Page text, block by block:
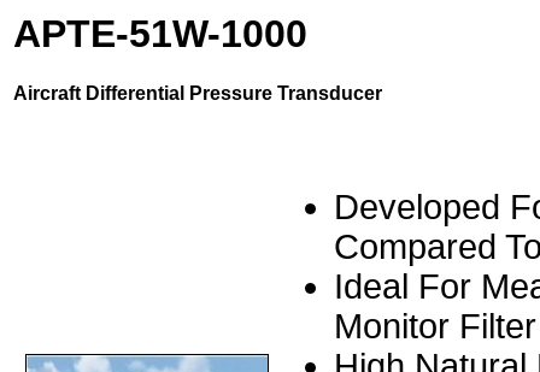
APTE-51W-1000
Aircraft Differential Pressure Transducer
Developed
Compared
Ideal For
Monitor